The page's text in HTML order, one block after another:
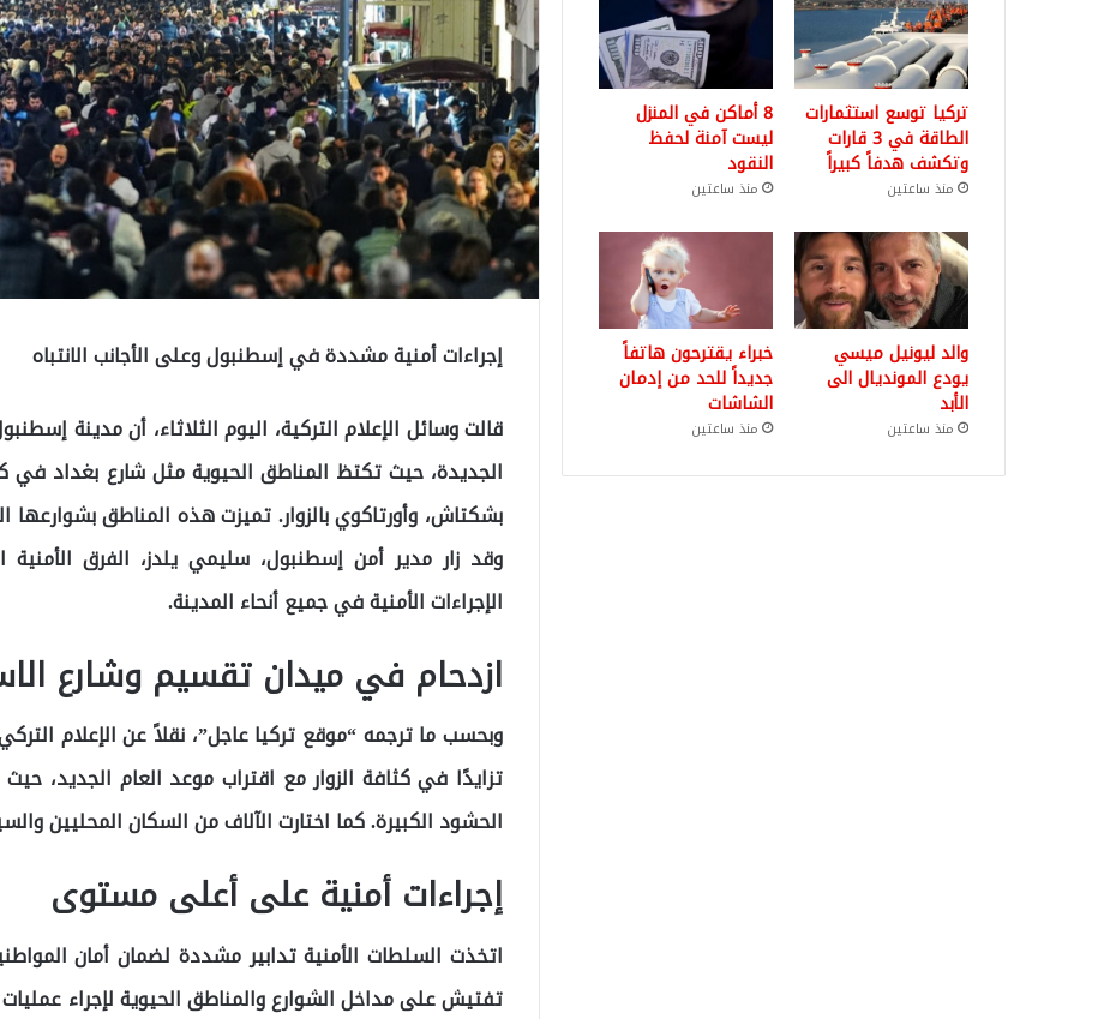
إجراءات أمنية مشددة في إسطنبول وعلى الأجانب الانتباه
قالت وسائل الإعلام التركية، اليوم الثلاثاء، أن مدينة
الجديدة، حيث تكتظ المناطق الحيوية مثل شارع بغداد
بشكتاش، وأورتاكوي بالزوار. تميزت هذه المناطق بشوارعها
وقد زار مدير أمن إسطنبول، سليمي يلدز، الفرق
الإجراءات الأمنية في جميع أنحاء المدينة.
ازدحام في ميدان تقسيم وشارع
وبحسب ما ترجمه “موقع تركيا عاجل”، نقلاً عن الإعلام
تزايدًا في كثافة الزوار مع اقتراب موعد العام الجديد،
الحشود الكبيرة. كما اختارت الآلاف من السكان المحليين
إجراءات أمنية على أعلى مستوى
اتخذت السلطات الأمنية تدابير مشددة لضمان أمان
تفتيش على مداخل الشوارع والمناطق الحيوية لإجراء
تركيا توسع استثمارات
الطاقة في 3 قارات
وتكشف هدفاً كبيراً
منذ ساعتين
8 أماكن في المنزل
ليست آمنة لحفظ
النقود
منذ ساعتين
والد ليونيل ميسي
يودع المونديال الى
الأبد
منذ ساعتين
خبراء يقترحون هاتفاً
جديداً للحد من إدمان
الشاشات
منذ ساعتين